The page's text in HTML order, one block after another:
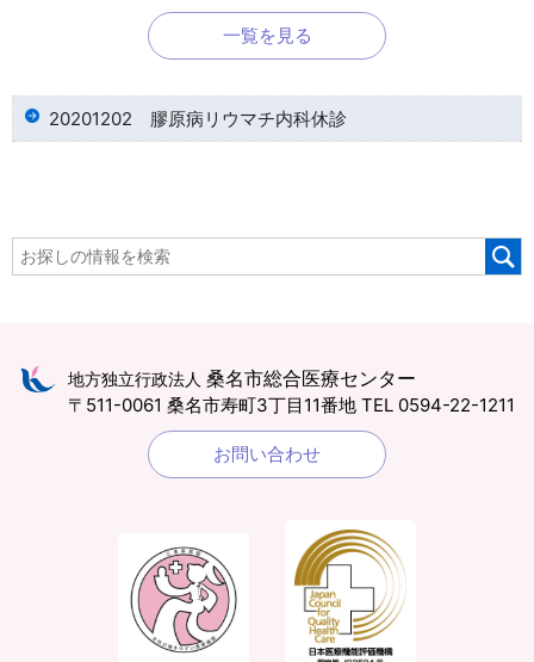
一覧を見る
20201202 膠原病リウマチ内科休診
地方独立行政法人 桑名市総合医療センター
〒511-0061 桑名市寿町3丁目11番地 TEL 0594-22-1211
お問い合わせ